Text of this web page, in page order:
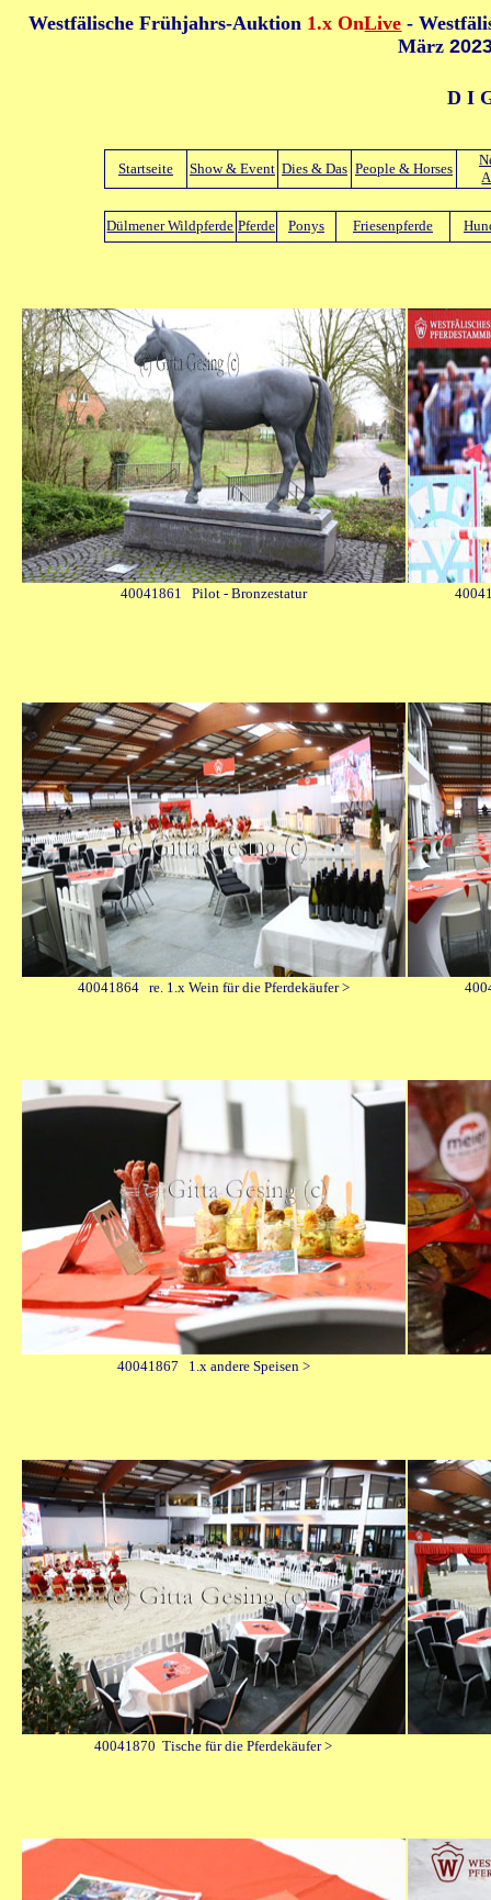
Westfälische Frühjahrs-Auktion 1.x OnLive -
März
D I
Startseite Show & Event Dies & Das People & Horses
Dülmener Wildpferde Pferde Ponys Friesenpferde
40041861 Pilot - Bronzestatur
40041864 re. 1.x Wein für die Pferdekäufer >
40041867 1.x andere Speisen >
40041870 Tische für die Pferdekäufer >